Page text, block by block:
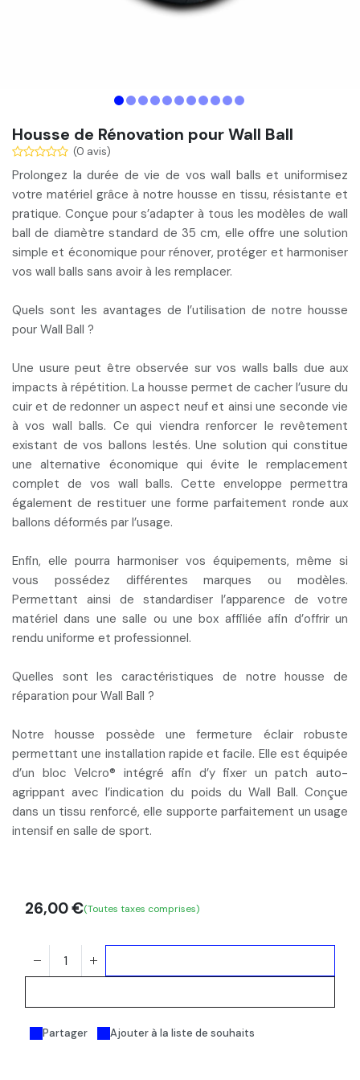
Housse de Rénovation pour Wall Ball
(0 avis)
Prolongez la durée de vie de vos wall balls etuniformisez
votre matériel grâce à notre housse en tissu, résistante et
pratique. Conçue pour s’adapter à tous les modèles de wall
ball de diamètre standard de 35 cm, elle offre une solution
simple et économique pour rénover, protéger et harmoniser
vos wall balls sans avoir à les remplacer.
Quels sont les avantages de l’utilisation de notre housse
pour Wall Ball ?
Une usure peut être observée sur vos walls balls due aux
impacts à répétition. La housse permet de cacher l’usure du
cuir et de redonner un aspect neufet ainsi une seconde vie
à vos wall balls. Ce qui viendrarenforcer le revêtement
existant de vos ballons lestés. Une solution qui constitue
unealternative économiquequi évite le remplacement
complet de vos wall balls. Cette enveloppe permettra
également de restituer une forme parfaitement ronde aux
ballons déformés par l’usage.
Enfin, elle pourra harmoniser vos équipements, même si
vous possédez différentes marques ou modèles.
Permettant ainsi de standardiser l’apparence de votre
matériel dans une salle ou une box affiliée afin d’offrir un
rendu uniforme et professionnel.
Quelles sont les caractéristiques de notre housse de
réparation pour Wall Ball ?
Notre housse possède unefermeture éclair robuste
permettant une installation rapide et facile. Elle est équipée
d’un bloc Velcro® intégré afin d’y fixer un patch auto-
agrippant avec l’indication du poids du Wall Ball. Conçue
dans un tissu renforcé, elle supporte parfaitement un usage
intensif en salle de sport.
Partager Ajouter à la liste de souhaits
26,00€(Toutes taxes comprises)